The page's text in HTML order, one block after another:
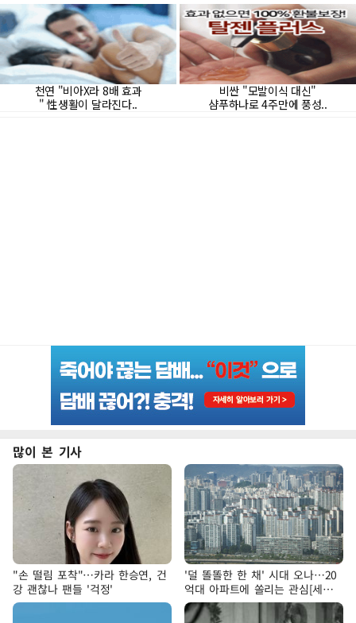
많이 본 기사
"손 떨림 포착"…카라 한승연, 건
강 괜찮나 팬들 '걱정'
'덜 똘똘한 한 채' 시대 오나…20
억대 아파트에 쏠리는 관심[세제
개편, 그 이후②]